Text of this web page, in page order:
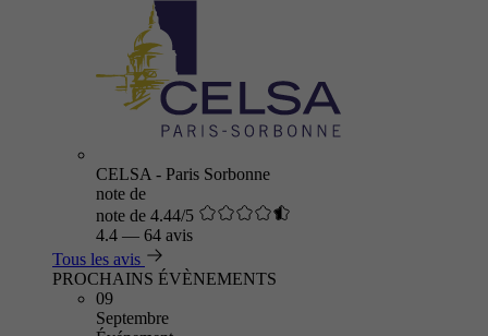
CELSA - Paris Sorbonne
note de
note de 4.44/5
4.4 — 64 avis
Tous les avis
PROCHAINS ÉVÈNEMENTS
09
Septembre